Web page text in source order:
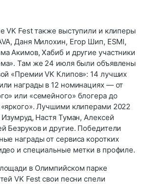
VK Fest также выступили и клиперы
Даня Милохин, Егор Шип, ESMI,
Акимов, Хабиб и другие участники
Там же 24 июля были объявлены
«Премии VK Клипов»: 14 лучших
награды в 12 номинациях — от
или «семейного» блогера до
Лучшими клиперами 2022
Настя Туман, Алексей
Безруков и другие. Победители
награды от сервиса коротких
и специальные метки в профиле.
в Олимпийском парке
VK Fest свои песни спели